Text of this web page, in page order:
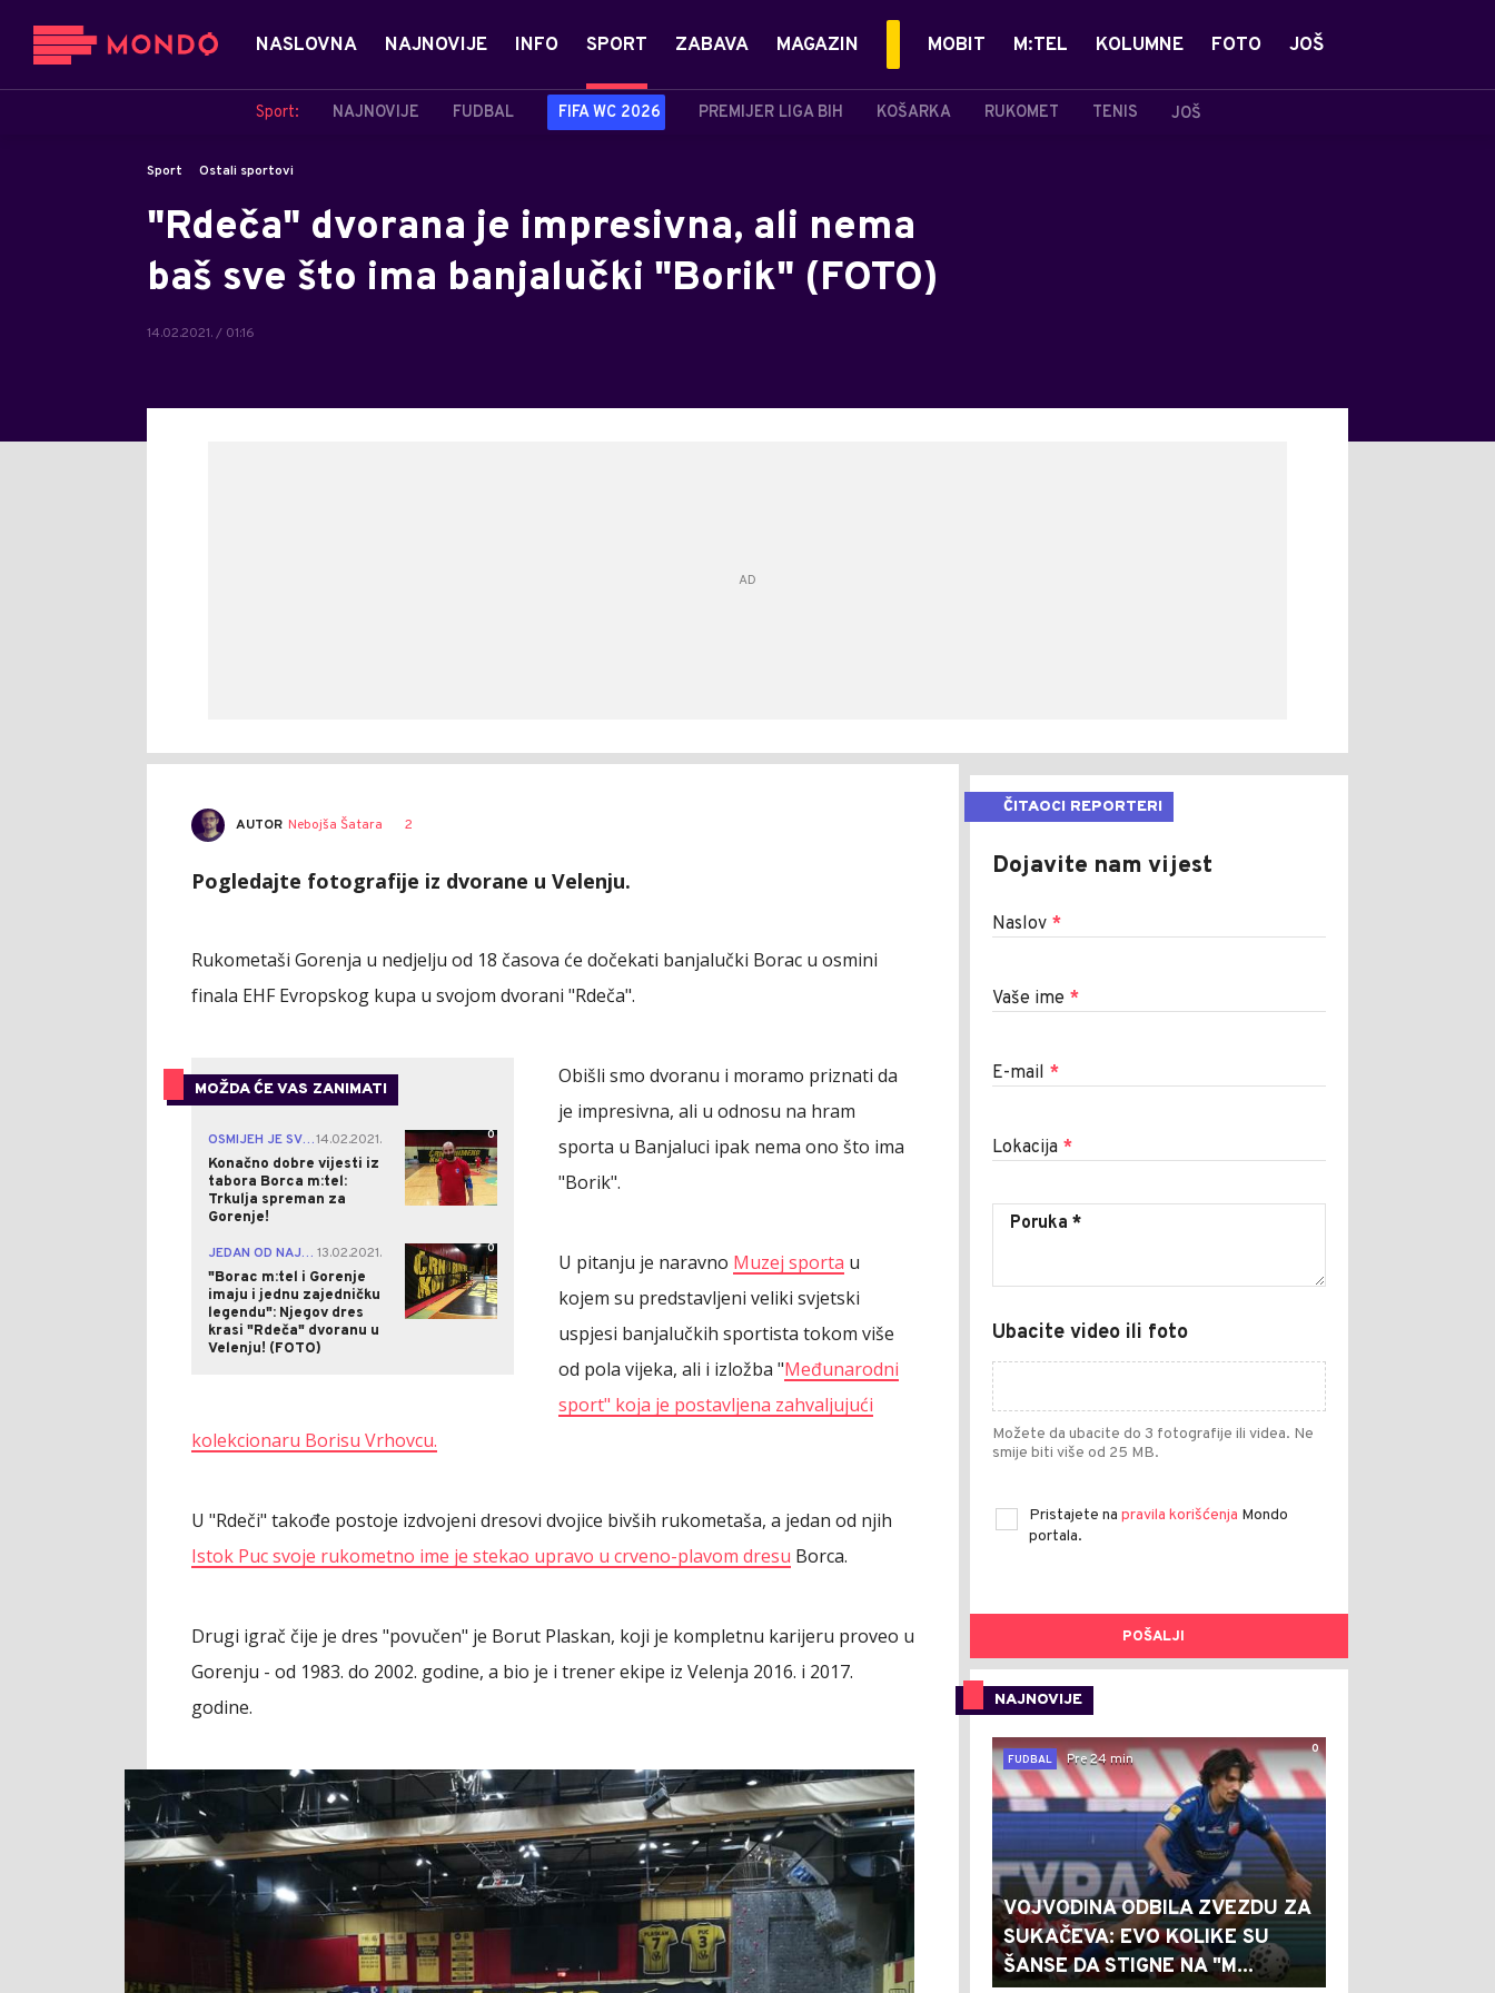
NASLOVNA NAJNOVIJE INFO SPORT
Sport: NAJNOVIJE FUDBAL FIFA WC 2026 PREMIJER LIGA BIH KOŠARKA RUKOMET TENIS JOŠ
ZABAVA MAGAZIN MOBIT M:TEL KOLUMNE FOTO JOŠ
Sport Ostali sportovi
"Rdeča" dvorana je impresivna, ali nema
baš sve što ima banjalučki "Borik" (FOTO)
14.02.2021. / 01:16
AUTOR Nebojša Šatara 2
Pogledajte fotografije iz dvorane u Velenju.
Rukometaši Gorenja u nedjelju od 18 časova će dočekati banjalučki Borac u osmini
finala EHF Evropskog kupa u svojom dvorani "Rdeča".
MOŽDA ĆE VAS ZANIMATI
OSMIJEH JE SVE REKAO! |
14.02.2021.
Konačno dobre vijesti iz
tabora Borca m:tel:
Trkulja spreman za
Gorenje!
0
JEDAN OD NAJBOLJIH RUKOMETAŠA BIVŠE JUGOSLAVIJE U ISTORIJI! 13.02.2021.
"Borac m:tel i Gorenje
imaju i jednu zajedničku
legendu": Njegov dres
krasi "Rdeča" dvoranu u
Velenju! (FOTO)
0
Obišli smo dvoranu i moramo priznati da
je impresivna, ali u odnosu na hram
sporta u Banjaluci ipak nema ono što ima
"Borik".
U pitanju je naravno Muzej sporta u
kojem su predstavljeni veliki svjetski
uspjesi banjalučkih sportista tokom više
od pola vijeka, ali i izložba "Međunarodni
sport" koja je postavljena zahvaljujući
kolekcionaru Borisu Vrhovcu.
U "Rdeči" takođe postoje izdvojeni dresovi dvojice bivših rukometaša, a jedan od njih
Istok Puc svoje rukometno ime je stekao upravo u crveno-plavom dresu Borca.
Drugi igrač čije je dres "povučen" je Borut Plaskan, koji je kompletnu karijeru proveo u
Gorenju - od 1983. do 2002. godine, a bio je i trener ekipe iz Velenja 2016. i 2017.
godine.
ČITAOCI REPORTERI
Dojavite nam vijest
Naslov *
Vaše ime *
E-mail *
Lokacija *
Ubacite video ili foto
Možete da ubacite do 3 fotografije ili videa. Ne
smije biti više od 25 MB.
Pristajete na pravila korišćenja Mondo
portala.
POŠALJI
NAJNOVIJE
0
FUDBAL
Pre 24 min
VOJVODINA ODBILA ZVEZDU ZA
SUKAČEVA: EVO KOLIKE SU
ŠANSE DA STIGNE NA "M...